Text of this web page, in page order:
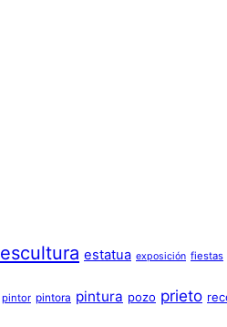
escultura estatua exposición fiestas
pintor pintora pintura pozo prieto